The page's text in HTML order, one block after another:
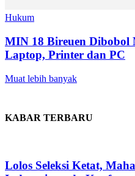
Hukum
MIN 18 Bireuen Dibobol
Laptop, Printer dan PC
Muat lebih banyak
KABAR TERBARU
Lolos Seleksi Ketat,